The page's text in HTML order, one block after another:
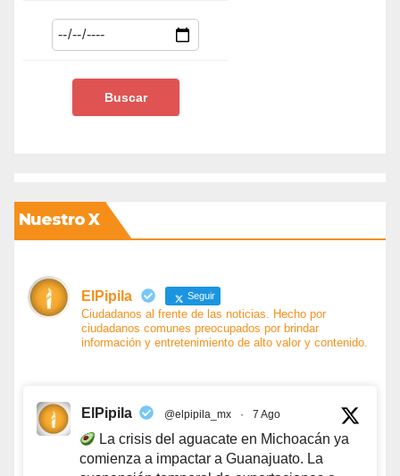
Nuestro X
ElPipila Seguir
Ciudadanos al frente de las noticias. Hecho por
ciudadanos comunes preocupados por brindar
información y entretenimiento de alto valor y contenido.
ElPipila @elpipila_mx · 7 Ago
La crisis del aguacate en Michoacán ya
comienza a impactar a Guanajuato. La